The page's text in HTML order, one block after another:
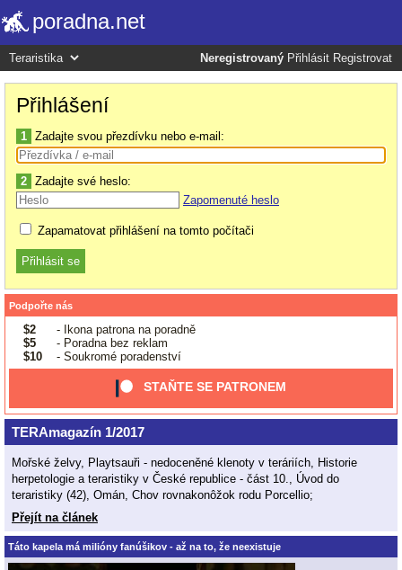
poradna.net
Neregistrovaný Přihlásit Registrovat
Přihlášení
1 Zadajte svou přezdívku nebo e-mail:
2 Zadajte své heslo:
Zapomenuté heslo
Zapamatovat přihlášení na tomto počítači
Podpořte nás
$2
- Ikona patrona na poradně
$5
- Poradna bez reklam
$10
- Soukromé poradenství
STAŇTE SE PATRONEM
TERAmagazín 1/2017
Mořské želvy, Playtsauři - nedoceněné klenoty v teráriích, Historie
herpetologie a teraristiky v České republice - část 10., Úvod do
teraristiky (42), Omán, Chov rovnakonôžok rodu Porcellio;
Přejít na článek
Táto kapela má milióny fanúšikov - až na to, že neexistuje